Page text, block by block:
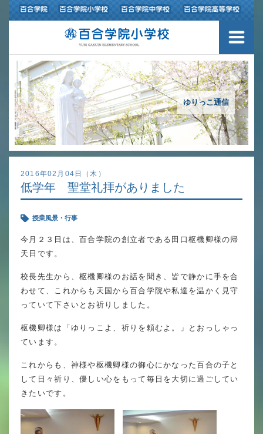
ゆりっこ通信
2016年02月04日（木）
低学年 聖堂礼拝がありました
授業風景・行事
今月２３日は、百合学院の創立者である田口枢機卿様の帰
天日です。
校長先生から、枢機卿様のお話を聞き、皆で静かに手を合
わせて、これからも天国から百合学院や私達を温かく見守
っていて下さいとお祈りしました。
枢機卿様は「ゆりっこよ、祈りを頼むよ。」とおっしゃっ
ています。
これからも、神様や枢機卿様の御心にかなった百合の子と
して日々祈り、優しい心をもって毎日を大切に過ごしてい
きたいです。
３つの豊かさ・沿革
施設紹介
アクセスマップ
制服紹介
スクールバス運行
授業の特色
進路指導
体育と食育
学校図書館